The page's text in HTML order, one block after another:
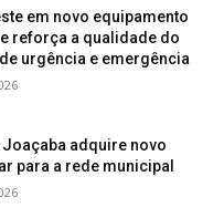
em novo equipamento
e reforça a qualidade do
urgência e emergência
adquire novo
para a rede municipal